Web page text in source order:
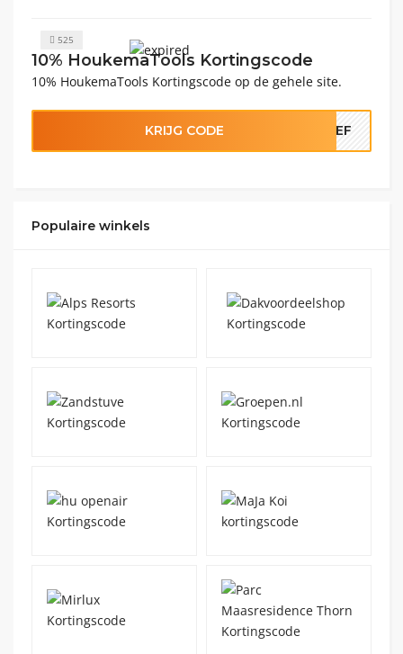
525
10% HoukemaTools Kortingscode
10% HoukemaTools Kortingscode op de gehele site.
KRIJG CODE RIEF
Populaire winkels